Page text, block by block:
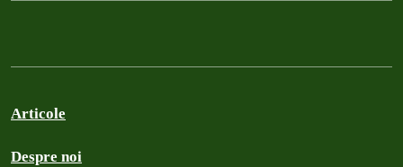
Articole
Despre noi